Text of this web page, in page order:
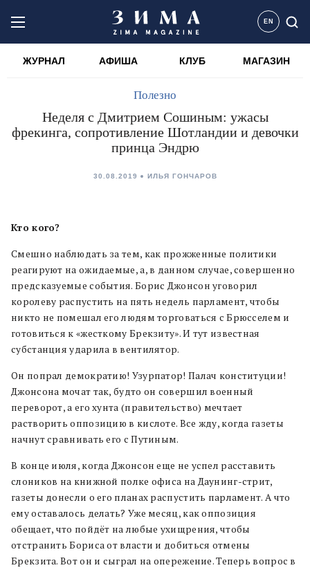
EN
ЖУРНАЛ АФИША КЛУБ МАГАЗИН
Полезно
Неделя с Дмитрием Сошиным: ужасы
фрекинга, сопротивление Шотландии и девочки
принца Эндрю
30.08.2019 ИЛЬЯ ГОНЧАРОВ
Кто кого?
Смешно наблюдать за тем, как прожженные политики
реагируют на ожидаемые, а, в данном случае, совершенно
предсказуемые события. Борис Джонсон уговорил
королеву распустить на пять недель парламент, чтобы
никто не помешал его людям торговаться с Брюсселем и
готовиться к «жесткому Брекзиту». И тут известная
субстанция ударила в вентилятор.
Он попрал демократию! Узурпатор! Палач конституции!
Джонсона мочат так, будто он совершил военный
переворот, а его хунта (правительство) мечтает
растворить оппозицию в кислоте. Все жду, когда газеты
начнут сравнивать его с Путиным.
В конце июля, когда Джонсон еще не успел расставить
слоников на книжной полке офиса на Даунинг-стрит,
газеты донесли о его планах распустить парламент. А что
ему оставалось делать? Уже месяц, как оппозиция
обещает, что пойдёт на любые ухищрения, чтобы
отстранить Бориса от власти и добиться отмены
Брекзита. Вот он и сыграл на опережение. Теперь вопрос в